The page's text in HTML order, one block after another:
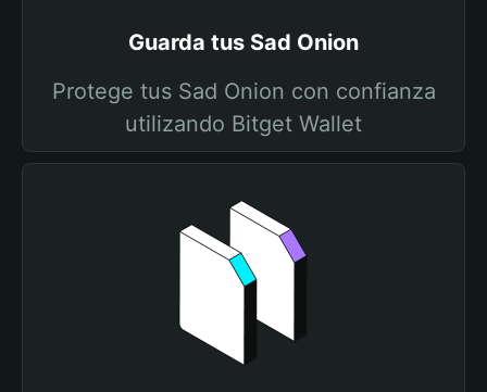
Guarda tus Sad Onion
Protege tus Sad Onion con confianza
utilizando Bitget Wallet